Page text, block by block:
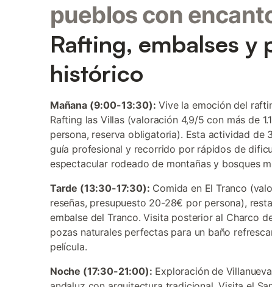
pueblos con
Rafting, embalses y
histórico
Mañana (9:00-13:30): Vive la emoción del
Rafting las Villas (valoración 4,9/5 con más de
persona, reserva obligatoria). Esta actividad de
guía profesional y recorrido por rápidos de
espectacular rodeado de montañas y bosques
Tarde (13:30-17:30): Comida en El Tranco
reseñas, presupuesto 20-28€ por persona),
embalse del Tranco. Visita posterior al Charco
pozas naturales perfectas para un baño
película.
Noche (17:30-21:00): Exploración de